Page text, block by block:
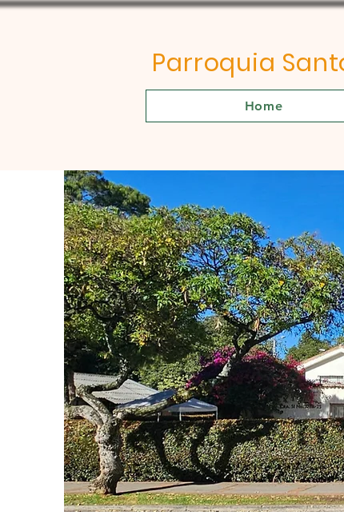
Parroquia
Home